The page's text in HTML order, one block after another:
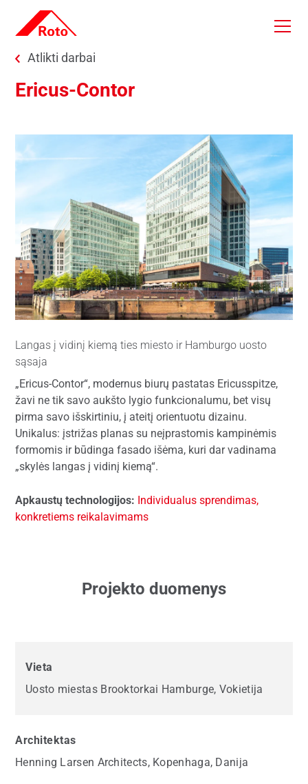
Skip to main content
You are here:
Atlikti darbai
Ericus-Contor
Langas į vidinį kiemą ties miesto ir Hamburgo uosto
sąsaja
„Ericus-Contor“, modernus biurų pastatas Ericusspitze,
žavi ne tik savo aukšto lygio funkcionalumu, bet visų
pirma savo išskirtiniu, į ateitį orientuotu dizainu.
Unikalus: įstrižas planas su neįprastomis kampinėmis
formomis ir būdinga fasado išėma, kuri dar vadinama
„skylės langas į vidinį kiemą“.
Apkaustų technologijos: Individualus sprendimas,
konkretiems reikalavimams
Projekto duomenys
Vieta
Uosto miestas Brooktorkai Hamburge, Vokietija
Architektas
Henning Larsen Architects, Kopenhaga, Danija